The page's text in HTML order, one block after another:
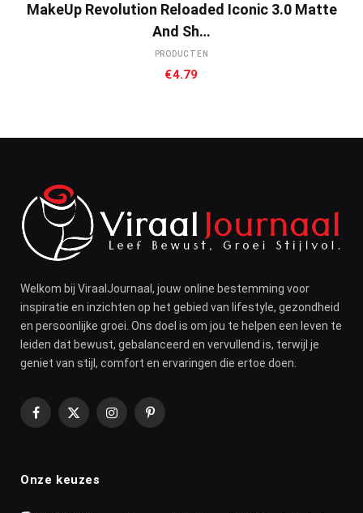
MakeUp Revolution Reloaded Iconic 3.0 Matte
And Sh…
PRODUCTEN
€4.79
Welkom bij ViraalJournaal, jouw online bestemming voor
inspiratie en inzichten op het gebied van lifestyle, gezondheid
en persoonlijke groei. Ons doel is om jou te helpen een leven te
leiden dat bewust, gebalanceerd en vervullend is, terwijl je
geniet van stijl, comfort en ervaringen die ertoe doen.
Facebook
X
InstagramPinterest
Onze keuzes